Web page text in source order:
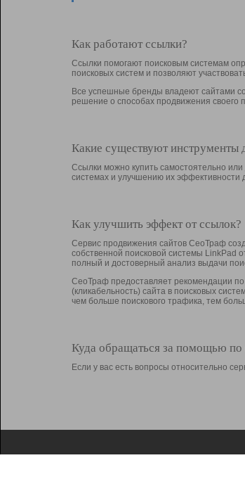
Как работают ссылки?
Ссылки помогают поисковым системам
поисковых систем и позволяют
Все успешные бренды владеют сайтами
решение о способах продвижения своего
Какие существуют инструменты
Ссылки можно купить самостоятельно
системах и улучшению их эффективности
Как улучшить эффект от ссылок?
Сервис продвижения сайтов СеоТраф
собственной поисковой системы LinkPad
полный и достоверный анализ выдачи
СеоТраф предоставляет рекомендации по
(кликабельность) сайта в поисковых
чем больше поискового трафика, тем
Куда обращаться за помощью
Если у вас есть вопросы относительно